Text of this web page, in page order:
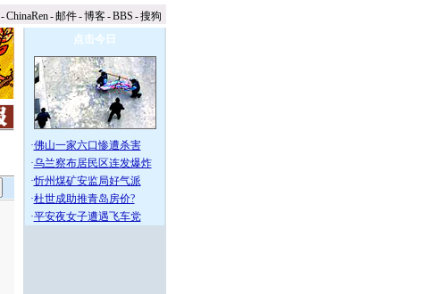
-ChinaRen-邮件-博客-BBS -搜狗
点击今日
·佛山一家六口惨遭杀害
·乌兰察布居民区连发爆炸
·忻州煤矿安监局好气派
·杜世成助推青岛房价?
·平安夜女子遭遇飞车党